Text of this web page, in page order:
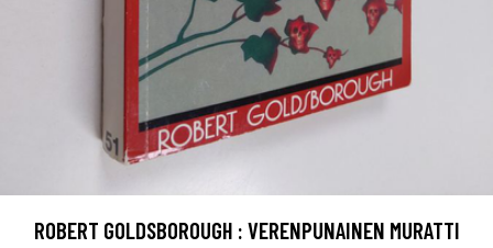
ROBERT GOLDSBOROUGH : VERENPUNAINEN MURATTI